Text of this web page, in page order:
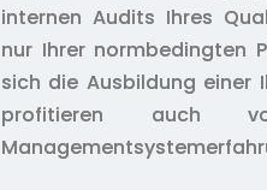
internen Audits Ihres
nur Ihrer normbedingten
sich die Ausbildung einer
profitieren auch